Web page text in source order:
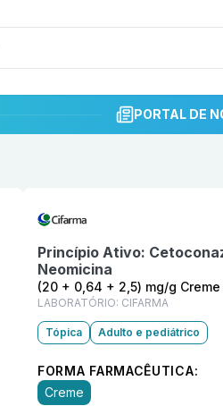
PORTAL DE
Princípio Ativo:
Neomicina
(20 + 0,64 + 2,5) mg/g
LABORATÓRIO: CIFARMA
Tópica Adulto e pediátrico
FORMA FARMACÊUTICA:
Creme